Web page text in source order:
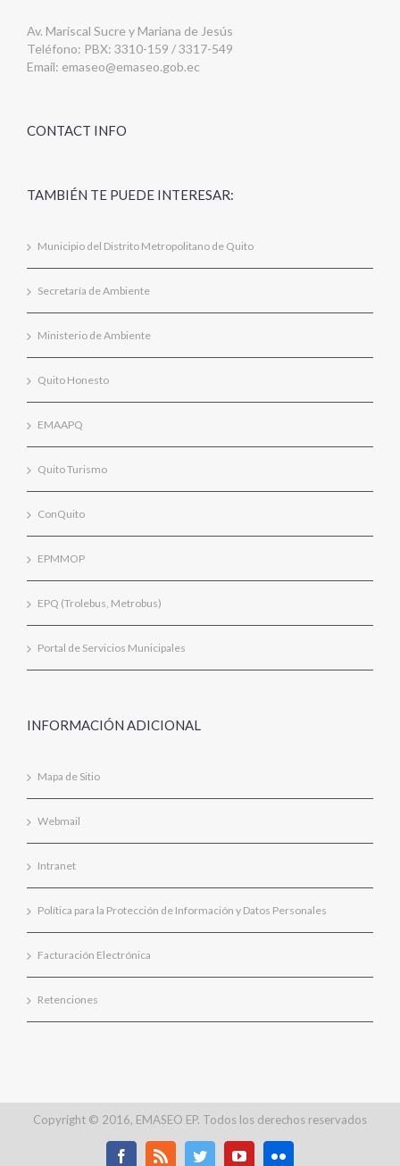
Av. Mariscal Sucre y Mariana de Jesús
Teléfono: PBX: 3310-159 / 3317-549
Email: emaseo@emaseo.gob.ec
CONTACT INFO
TAMBIÉN TE PUEDE INTERESAR:
Municipio del Distrito Metropolitano de Quito
Secretaría de Ambiente
Ministerio de Ambiente
Quito Honesto
EMAAPQ
Quito Turismo
ConQuito
EPMMOP
EPQ (Trolebus, Metrobus)
Portal de Servicios Municipales
INFORMACIÓN ADICIONAL
Mapa de Sitio
Webmail
Intranet
Política para la Protección de Información y Datos Personales
Facturación Electrónica
Retenciones
Copyright © 2016, EMASEO EP. Todos los derechos reservados
Facebook TwitterYoutubeFlickr